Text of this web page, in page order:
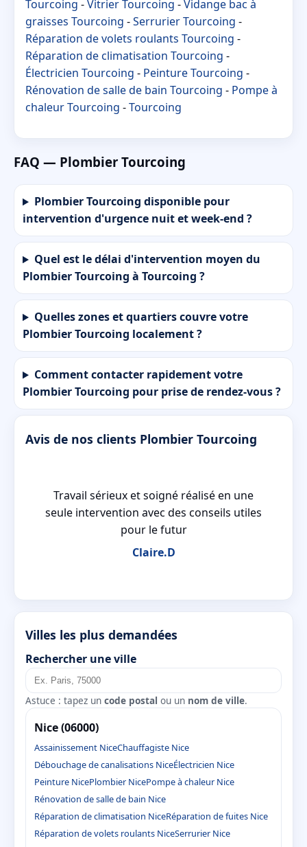
Tourcoing -Vitrier Tourcoing -Vidange bac à
graisses Tourcoing -Serrurier Tourcoing -
Réparation de volets roulants Tourcoing -
Réparation de climatisation Tourcoing -
Électricien Tourcoing - Peinture Tourcoing -
Rénovation de salle de bain Tourcoing - Pompe à
chaleur Tourcoing -Tourcoing
FAQ — Plombier Tourcoing
Plombier Tourcoing disponible pour
intervention d'urgence nuit et week-end ?
Quel est le délai d'intervention moyen du
Plombier Tourcoing à Tourcoing ?
Quelles zones et quartiers couvre votre
Plombier Tourcoing localement ?
Comment contacter rapidement votre
Plombier Tourcoing pour prise de rendez-vous ?
Avis de nos clients Plombier Tourcoing
Travail sérieux et soigné réalisé en une
seule intervention avec des conseils utiles
pour le futur
Claire.D
Villes les plus demandées
Rechercher une ville
Astuce : tapez un code postal ou un nom de ville.
Nice (06000)
Assainissement NiceChauffagiste Nice
Débouchage de canalisations NiceÉlectricien Nice
Peinture NicePlombier NicePompe à chaleur Nice
Rénovation de salle de bain Nice
Réparation de climatisation NiceRéparation de fuites Nice
Réparation de volets roulants NiceSerrurier Nice